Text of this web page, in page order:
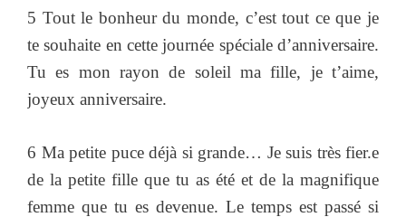
5 Tout le bonheur du monde, c’est tout ce que je
te souhaite en cette journée spéciale d’anniversaire.
Tu es mon rayon de soleil ma fille, je t’aime,
joyeux anniversaire.
6 Ma petite puce déjà si grande… Je suis très fier.e
de la petite fille que tu as été et de la magnifique
femme que tu es devenue. Le temps est passé si